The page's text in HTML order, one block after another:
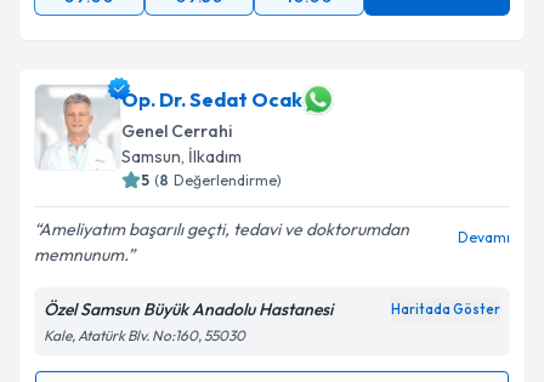
Op. Dr. Sedat Ocak
Genel Cerrahi
Samsun, İlkadım
5 (8 Değerlendirme)
Ameliyatım başarılı geçti, tedavi ve doktorumdan
memnunum.
Devamı
Özel Samsun Büyük Anadolu Hastanesi Haritada Göster
Kale, Atatürk Blv. No:160, 55030